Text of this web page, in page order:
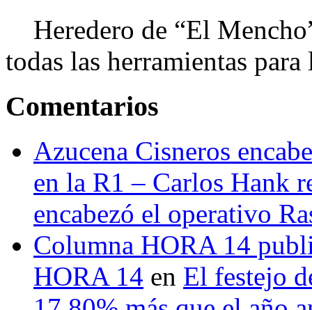
Heredero de “El
todas las herramientas
Comentarios
Azucena Cisneros
en la R1 – Carlos Hank
encabezó el operativo
Columna HORA 14
HORA 14 en El festejo